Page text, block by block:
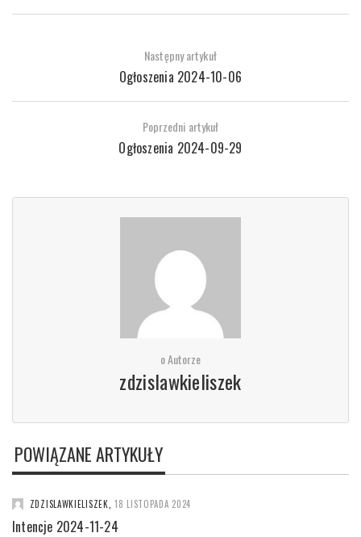
Następny artykuł
Ogłoszenia 2024-10-06
Poprzedni artykuł
Ogłoszenia 2024-09-29
o Autorze
zdzislawkieliszek
POWIĄZANE ARTYKUŁY
ZDZISLAWKIELISZEK 18 LISTOPADA 2024
Intencje 2024-11-24